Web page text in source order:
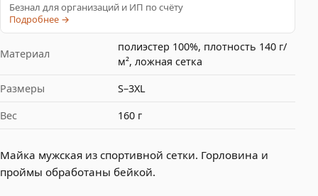
Безнал для организаций и ИП по счёту
Подробнее →
Материал
полиэстер 100%, плотность 140 г/
м², ложная сетка
Размеры
S–3XL
Вес
160 г
Майка мужская из спортивной сетки. Горловина и
проймы обработаны бейкой.